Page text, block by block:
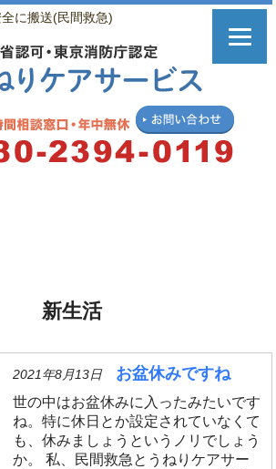
に搬送(民間救急)
新生活
2021年8月13日 お盆休みですね
世の中はお盆休みに入ったみたいです
ね。特に休日とか設定されていなくて
も、休みましょうというノリでしょう
か。 私、民間救急とうねりケアサー